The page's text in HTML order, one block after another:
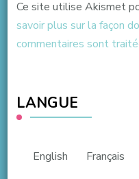
Ce site utilise Akismet
savoir plus sur la façon
commentaires sont
LANGUE
English Français